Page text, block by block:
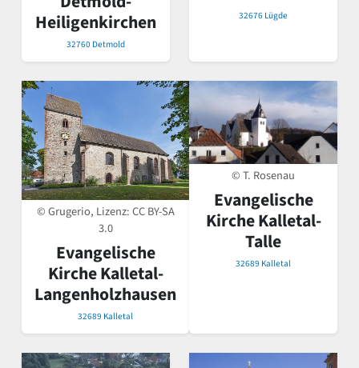
Heiligenkirchen
32760 Detmold
32676 Lügde
© Grugerio, Lizenz:CC BY-SA
3.0
Evangelische
Kirche Kalletal-
Langenholzhausen
32689 Kalletal
© T. Rosenau
Evangelische
Kirche Kalletal-
Talle
32689 Kalletal